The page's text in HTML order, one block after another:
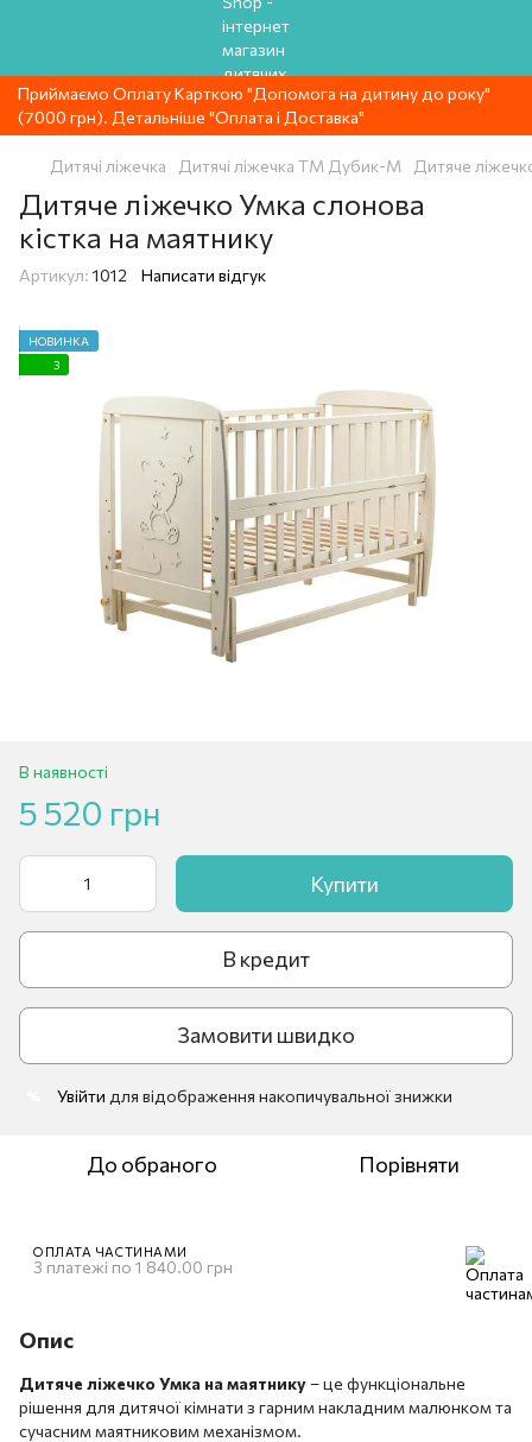
Приймаємо Оплату Карткою "Допомога на дитину до року"
(7000 грн). Детальніше "Оплата і Доставка"
Дитячі ліжечка Дитячі ліжечка ТМ Дубик-М Дитяче
Дитяче ліжечко Умка слонова
кістка на маятнику
Артикул: 1012 Написати відгук
НОВИНКА
3
В наявності
5 520 грн
Купити
В кредит
Замовити швидко
Увійти для відображення накопичувальної знижки
До обраного Порівняти
ОПЛАТА ЧАСТИНАМИ
3 платежі по 1 840.00 грн
Опис
Дитяче ліжечко Умка на маятнику– це функціональне
рішення для дитячої кімнати з гарним накладним малюнком та
сучасним маятниковим механізмом.